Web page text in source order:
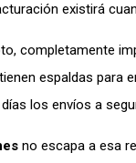
existirá
completamente
espaldas para
los envíos a
no escapa a esa